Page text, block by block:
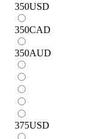
350USD
350CAD
350AUD
375USD